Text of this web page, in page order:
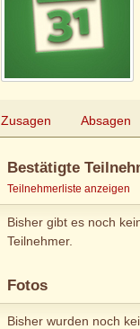
Zusagen Absagen
Bestätigte
Teilnehmerliste anzeigen
Bisher gibt es noch
Teilnehmer.
Fotos
Bisher wurden noch